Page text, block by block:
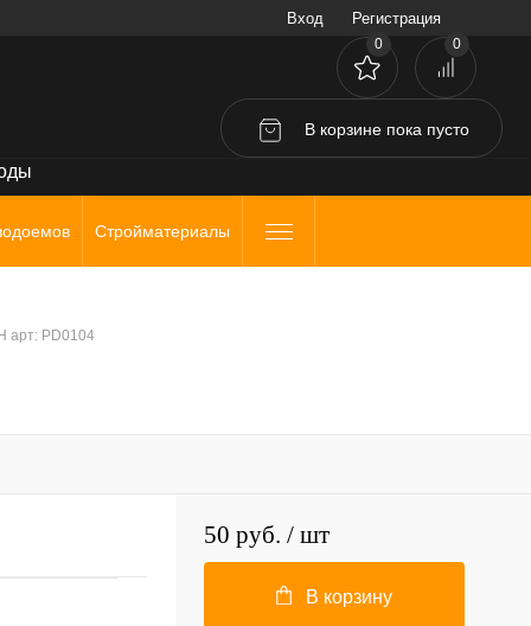
Вход Регистрация
0 0
В корзине пока пусто
Стройматериалы
арт: PD0104
50 руб. / шт
В корзину